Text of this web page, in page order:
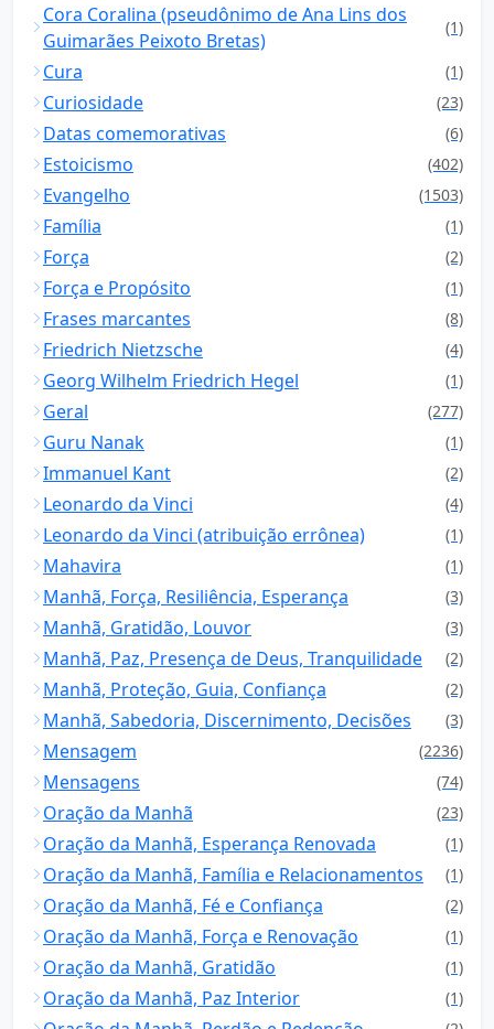
Cora Coralina (pseudônimo de Ana Lins dos
Guimarães Peixoto Bretas)
(1)
Cura (1)
Curiosidade (23)
Datas comemorativas (6)
Estoicismo (402)
Evangelho (1503)
Família (1)
Força (2)
Força e Propósito (1)
Frases marcantes (8)
Friedrich Nietzsche (4)
Georg Wilhelm Friedrich Hegel (1)
Geral (277)
Guru Nanak (1)
Immanuel Kant (2)
Leonardo da Vinci (4)
Leonardo da Vinci (atribuição errônea) (1)
Mahavira (1)
Manhã, Força, Resiliência, Esperança (3)
Manhã, Gratidão, Louvor (3)
Manhã, Paz, Presença de Deus, Tranquilidade (2)
Manhã, Proteção, Guia, Confiança (2)
Manhã, Sabedoria, Discernimento, Decisões (3)
Mensagem (2236)
Mensagens (74)
Oração da Manhã (23)
Oração da Manhã, Esperança Renovada (1)
Oração da Manhã, Família e Relacionamentos (1)
Oração da Manhã, Fé e Confiança (2)
Oração da Manhã, Força e Renovação (1)
Oração da Manhã, Gratidão (1)
Oração da Manhã, Paz Interior (1)